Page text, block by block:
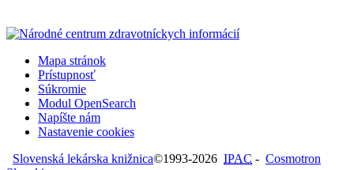
Mapa stránok
Prístupnosť
Súkromie
Modul OpenSearch
Napíšte nám
Nastavenie cookies
Slovenská lekárska knižnica©1993-2026 IPAC - Cosmotron